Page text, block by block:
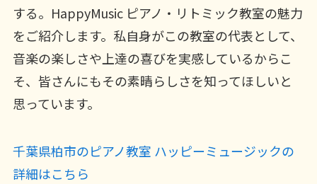
する。HappyMusic ピアノ・リトミック教室の魅力
をご紹介します。私自身がこの教室の代表として、
音楽の楽しさや上達の喜びを実感しているからこ
そ、皆さんにもその素晴らしさを知ってほしいと
思っています。
千葉県柏市のピアノ教室 ハッピーミュージックの
詳細はこちら